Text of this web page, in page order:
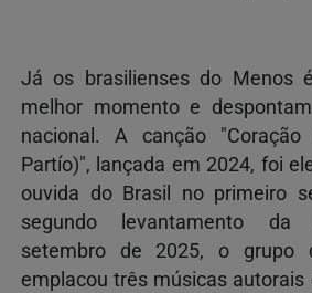
Já os brasilienses do Menos
melhor momento e
nacional. A canção "Coração
Partío)", lançada em 2024, foi
ouvida do Brasil no primeiro
segundo levantamento da
setembro de 2025, o grupo
emplacou três músicas